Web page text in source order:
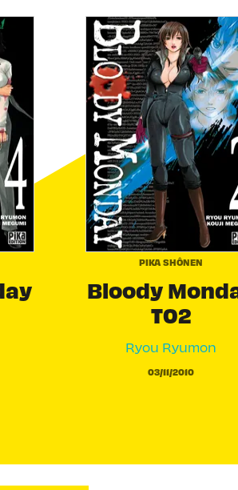
PIKA SHÔNEN
Bloody
T02
Ryou Ryumon
03/11/2010